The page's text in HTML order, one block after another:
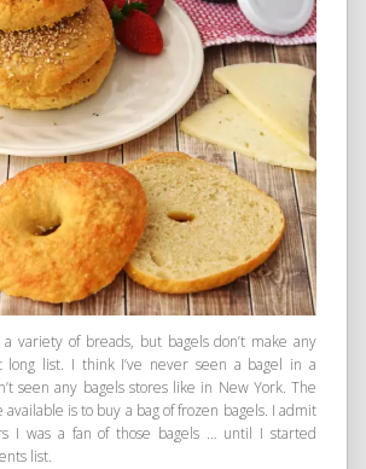
variety of breads, but bagels don’t make any
long list. I think I’ve never seen a bagel in a
seen any bagels stores like in New York. The
is to buy a bag of frozen bagels. I admit
I was a fan of those bagels … until I started
list.